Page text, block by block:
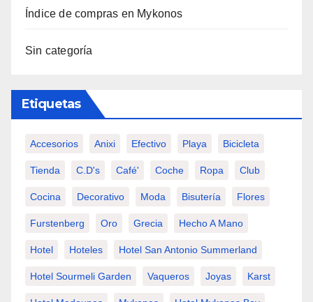
Índice de compras en Mykonos
Sin categoría
Etiquetas
Accesorios Anixi Efectivo Playa Bicicleta
Tienda C.d's Café' Coche Ropa Club
Cocina Decorativo Moda Bisutería Flores
Furstenberg Oro Grecia Hecho A Mano
Hotel Hoteles Hotel San Antonio Summerland
Hotel Sourmeli Garden Vaqueros Joyas Karst